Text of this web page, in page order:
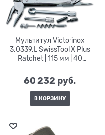
Мультитул Victorinox
3.0339.L SwissTool X Plus
Ratchet | 115 мм | 40
60 232 руб.
В КОРЗИНУ